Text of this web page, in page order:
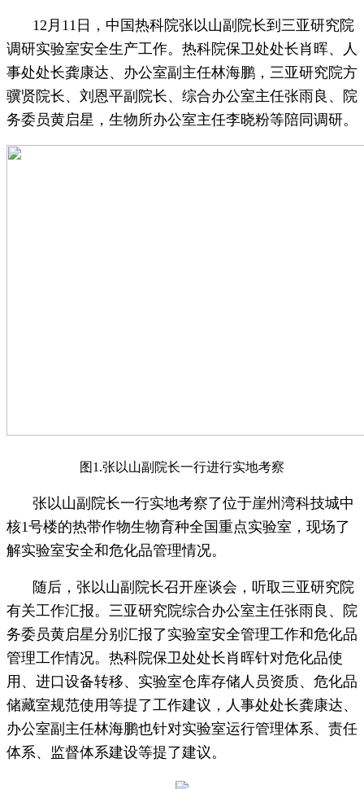
12月11日，中国热科院张以山副院长到三亚研究院
调研实验室安全生产工作。热科院保卫处处长肖晖、人
事处处长龚康达、办公室副主任林海鹏，三亚研究院方
骥贤院长、刘恩平副院长、综合办公室主任张雨良、院
务委员黄启星，生物所办公室主任李晓粉等陪同调研。
图1.张以山副院长一行进行实地考察
张以山副院长一行实地考察了位于崖州湾科技城中
核1号楼的热带作物生物育种全国重点实验室，现场了
解实验室安全和危化品管理情况。
随后，张以山副院长召开座谈会，听取三亚研究院
有关工作汇报。三亚研究院综合办公室主任张雨良、院
务委员黄启星分别汇报了实验室安全管理工作和危化品
管理工作情况。热科院保卫处处长肖晖针对危化品使
用、进口设备转移、实验室仓库存储人员资质、危化品
储藏室规范使用等提了工作建议，人事处处长龚康达、
办公室副主任林海鹏也针对实验室运行管理体系、责任
体系、监督体系建设等提了建议。